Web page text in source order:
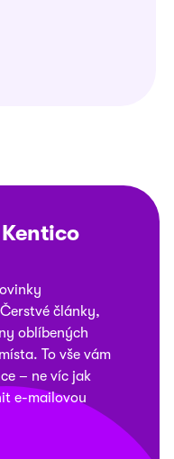
články,
oblíbených
To vše vám
– ne víc jak
e-mailovou